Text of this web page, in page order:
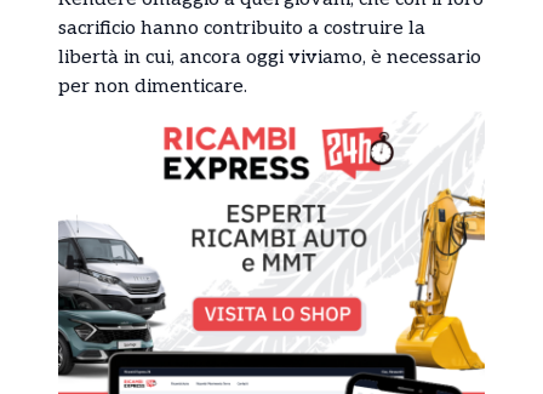
sacrificio hanno contribuito a costruire la
libertà in cui, ancora oggi viviamo, è necessario
per non dimenticare.